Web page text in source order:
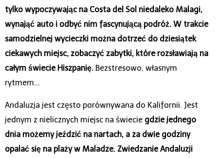
tylko wypoczywając na Costa del Sol niedaleko Malagi,
wynająć auto i odbyć nim fascynującą podróż. W trakcie
samodzielnej wycieczki można dotrzeć do dziesiątek
ciekawych miejsc, zobaczyć zabytki, które rozsławiają na
całym świecie Hiszpanię. Bezstresowo, własnym
rytmem...
Andaluzja jest często porównywana do Kalifornii. Jest
jednym z nielicznych miejsc na świecie gdzie jednego
dnia możemy jeździć na nartach, a za dwie godziny
opalać się na plaży w Maladze. Zwiedzanie Andaluzji